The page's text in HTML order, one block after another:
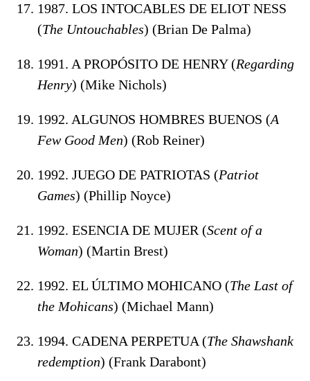
1987. LOS INTOCABLES DE ELIOT NESS
(The Untouchables) (Brian De Palma)
1991. A PROPÓSITO DE HENRY (Regarding
Henry) (Mike Nichols)
1992. ALGUNOS HOMBRES BUENOS (A
Few Good Men) (Rob Reiner)
1992. JUEGO DE PATRIOTAS (Patriot
Games) (Phillip Noyce)
1992. ESENCIA DE MUJER (Scent of a
Woman) (Martin Brest)
1992. EL ÚLTIMO MOHICANO (The Last of
the Mohicans) (Michael Mann)
1994. CADENA PERPETUA (The Shawshank
redemption) (Frank Darabont)